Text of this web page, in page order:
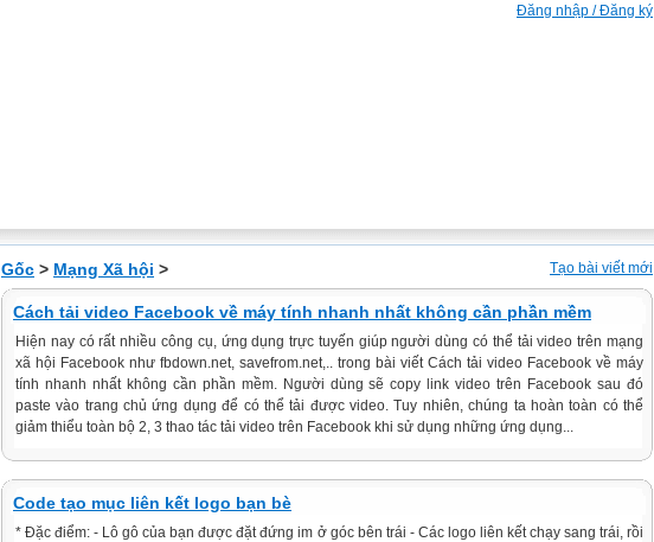
Đăng nhập / Đăng ký
Gốc > Mạng Xã hội > Tạo bài viết mới
Cách tải video Facebook về máy tính nhanh nhất không cần phần mềm
Hiện nay có rất nhiều công cụ, ứng dụng trực tuyến giúp người dùng có thể tải video trên mạng
xã hội Facebook như fbdown.net, savefrom.net,.. trong bài viết Cách tải video Facebook về máy
tính nhanh nhất không cần phần mềm. Người dùng sẽ copy link video trên Facebook sau đó
paste vào trang chủ ứng dụng để có thể tải được video. Tuy nhiên, chúng ta hoàn toàn có thể
giảm thiểu toàn bộ 2, 3 thao tác tải video trên Facebook khi sử dụng những ứng dụng...
Code tạo mục liên kết logo bạn bè
* Đặc điểm: - Lô gô của bạn được đặt đứng im ở góc bên trái - Các logo liên kết chạy sang trái, rồi